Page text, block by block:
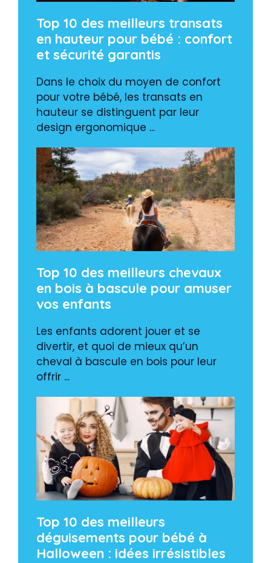
Top 10 des meilleurs transats
en hauteur pour bébé : confort
et sécurité garantis
Dans le choix du moyen de confort
pour votre bébé, les transats en
hauteur se distinguent par leur
design ergonomique ...
Top 10 des meilleurs chevaux
en bois à bascule pour amuser
vos enfants
Les enfants adorent jouer et se
divertir, et quoi de mieux qu’un
cheval à bascule en bois pour leur
offrir ...
Top 10 des meilleurs
déguisements pour bébé à
Halloween : idées irrésistibles